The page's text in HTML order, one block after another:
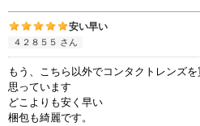
安い早い
４２８５５ さん
もう、こちら以外でコンタクトレンズ
思っています
どこよりも安く早い
梱包も綺麗です。